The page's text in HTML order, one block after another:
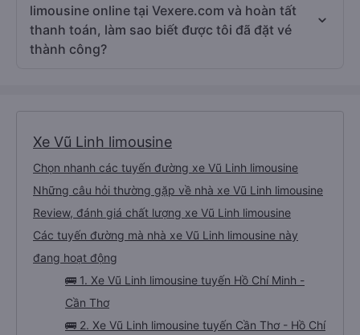
limousine online tại Vexere.com và hoàn tất
thanh toán, làm sao biết được tôi đã đặt vé
thành công?
Xe Vũ Linh limousine
Chọn nhanh các tuyến đường xe Vũ Linh limousine
Những câu hỏi thường gặp về nhà xe Vũ Linh limousine
Review, đánh giá chất lượng xe Vũ Linh limousine
Các tuyến đường mà nhà xe Vũ Linh limousine này
đang hoạt động
🚌 1. Xe Vũ Linh limousine tuyến Hồ Chí Minh -
Cần Thơ
🚌 2. Xe Vũ Linh limousine tuyến Cần Thơ - Hồ Chí